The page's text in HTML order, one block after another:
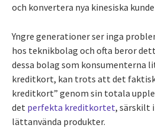
och konvertera nya kinesiska
Yngre generationer ser inga
hos teknikbolag och ofta beror
dessa bolag som konsumenterna
kreditkort, kan trots att det
kreditkort” genom sin totala
det perfekta kreditkortet, särskilt
lättanvända produkter.